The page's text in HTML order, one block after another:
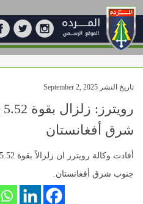
تاريخ النشر September 2, 2025
شرق أفغانستان
جنوب شرق أفغانستان.